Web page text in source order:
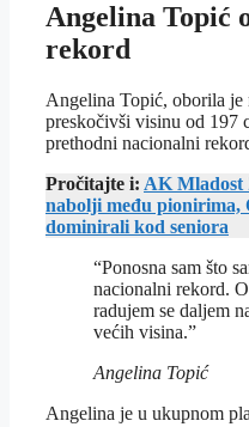
Angelina Topić
rekord
Angelina Topić, oborila
preskočivši visinu od 197
prethodni nacionalni
Pročitajte i: AK Mladost
nabolji među pionirima,
dominirali kod seniora
“Ponosna sam što
nacionalni rekord.
radujem se daljem
većih visina.”
Angelina Topić
Angelina je u ukupnom